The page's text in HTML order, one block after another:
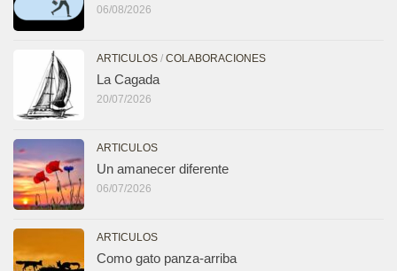
06/08/2026
ARTICULOS / COLABORACIONES
La Cagada
20/07/2026
ARTICULOS
Un amanecer diferente
06/07/2026
ARTICULOS
Como gato panza-arriba